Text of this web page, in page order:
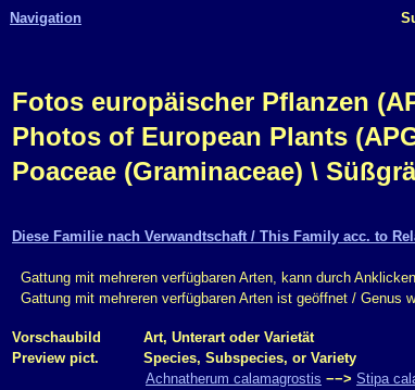
Navigation
Fotos europäischer Pflanzen
Photos of European Plants
Poaceae (Graminaceae) \
Diese Familie nach Verwandtschaft / This Family acc. to
Gattung mit mehreren verfügbaren Arten, kann durch
Gattung mit mehreren verfügbaren Arten ist geöffnet / Genus
Vorschaubild Art, Unterart oder Varietät
Preview pict.
Species, Subspecies, or Variety
Achnatherum calamagrostis −−> Stipa